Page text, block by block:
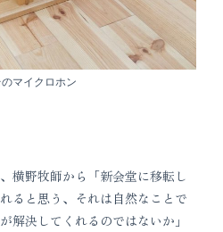
マイクロホン
横野牧師から「新会堂に移転し
ると思う、それは自然なことで
解決してくれるのではないか」